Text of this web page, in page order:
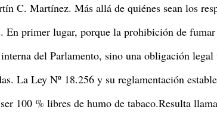
C. Martínez. Más allá de quiénes sean los
En primer lugar, porque la prohibición de fumar
del Parlamento, sino una obligación legal
La Ley Nº 18.256 y su reglamentación
100 % libres de humo de tabaco.Resulta